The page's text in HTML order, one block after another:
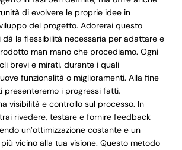
di evolvere le proprie idee in
del progetto. Adorerai questo
la flessibilità necessaria per adattare e
man mano che procediamo. Ogni
brevi e mirati, durante i quali
funzionalità o miglioramenti. Alla fine
presenteremo i progressi fatti,
visibilità e controllo sul processo. In
rivedere, testare e fornire feedback
un’ottimizzazione costante e un
vicino alla tua visione. Questo metodo